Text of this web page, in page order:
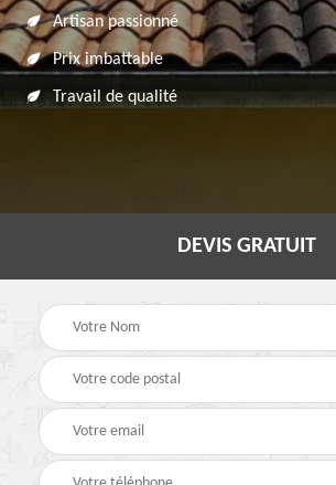
Artisan passionné
Prix imbattable
Travail de qualité
DEVIS GRATUIT